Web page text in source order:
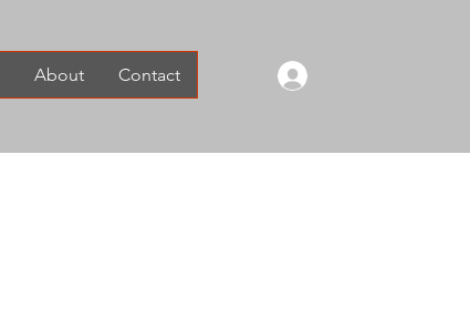
About Contact